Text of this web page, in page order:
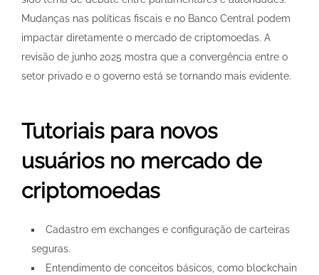
Mudanças nas políticas fiscais e no Banco Central podem
impactar diretamente o mercado de criptomoedas. A
revisão de junho 2025 mostra que a convergência entre o
setor privado e o governo está se tornando mais evidente.
Tutoriais para novos
usuários no mercado de
criptomoedas
Cadastro em exchanges e configuração de carteiras
seguras.
Entendimento de conceitos básicos, como blockchain